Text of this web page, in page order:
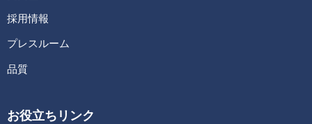
採用情報
プレスルーム
品質
お役立ちリンク